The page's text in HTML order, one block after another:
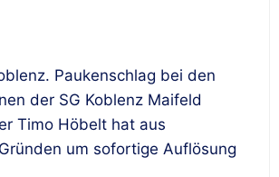
Paukenschlag bei den
der SG Koblenz Maifeld
Timo Höbelt hat aus
um sofortige Auflösung